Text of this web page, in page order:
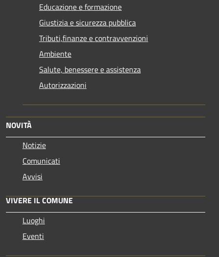
Educazione e formazione
Giustizia e sicurezza pubblica
Tributi,finanze e contravvenzioni
Ambiente
Salute, benessere e assistenza
Autorizzazioni
NOVITÀ
Notizie
Comunicati
Avvisi
VIVERE IL COMUNE
Luoghi
Eventi